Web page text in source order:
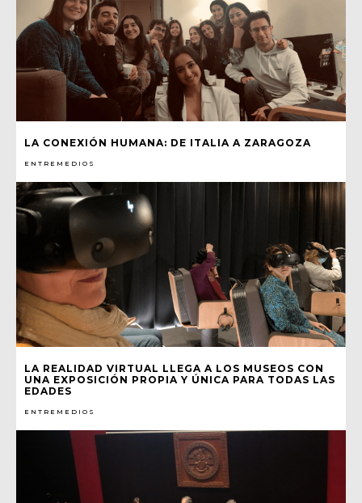
LA CONEXIÓN HUMANA: DE ITALIA A ZARAGOZA
ENTREMEDIOS
LA REALIDAD VIRTUAL LLEGA A LOS MUSEOS CON
UNA EXPOSICIÓN PROPIA Y ÚNICA PARA TODAS LAS
EDADES
ENTREMEDIOS